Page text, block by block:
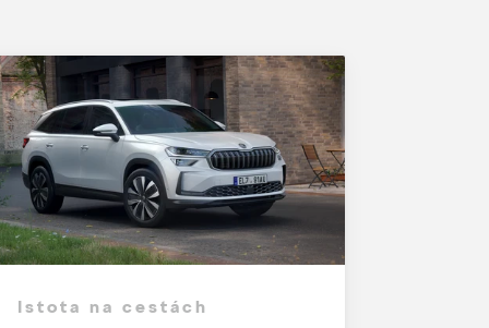
Istota na cestách